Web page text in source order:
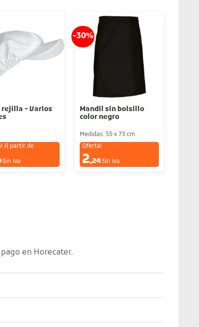
rejilla - Varios
A partir de
Sin iva
-30%
Mandil sin bolsillo
color negro
Medidas: 55 x 73 cm
Oferta!
2,24Sin iva
en Horecater.